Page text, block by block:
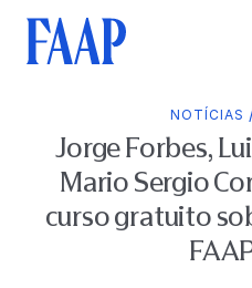
NOTÍCIAS
Jorge Forbes,
Mario Sergio
curso gratuito